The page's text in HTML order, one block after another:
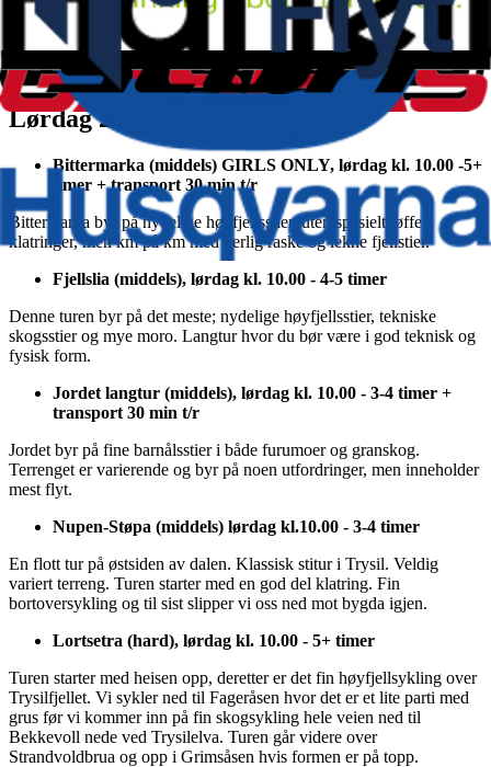
Bjønnåsen, (middels), fredag kl. 16.30 - 2-3 timer
Bjønnåsen har mange raske og utrolig morsomme stier. Det krever
litt klatring for å komme opp dit, men belønningen er desto større.
Lørdag 22. Juni
Bittermarka (middels) GIRLS ONLY, lørdag kl. 10.00 -5+
timer + transport 30 min t/r
Bittermarka byr på nydelige høyfjellsstier, uten spesielt tøffe
klatringer, men km på km med herlig raske og lekne fjellstier.
Fjellslia (middels), lørdag kl. 10.00 - 4-5 timer
Denne turen byr på det meste; nydelige høyfjellsstier, tekniske
skogsstier og mye moro. Langtur hvor du bør være i god teknisk og
fysisk form.
Jordet langtur (middels), lørdag kl. 10.00 - 3-4 timer +
transport 30 min t/r
Jordet byr på fine barnålsstier i både furumoer og granskog.
Terrenget er varierende og byr på noen utfordringer, men inneholder
mest flyt.
Nupen-Støpa (middels) lørdag kl.10.00 - 3-4 timer
En flott tur på østsiden av dalen. Klassisk stitur i Trysil. Veldig
variert terreng. Turen starter med en god del klatring. Fin
bortoversykling og til sist slipper vi oss ned mot bygda igjen.
Lortsetra (hard), lørdag kl. 10.00 - 5+ timer
Turen starter med heisen opp, deretter er det fin høyfjellsykling over
Trysilfjellet. Vi sykler ned til Fageråsen hvor det er et lite parti med
grus før vi kommer inn på fin skogsykling hele veien ned til
Bekkevoll nede ved Trysilelva. Turen går videre over
Strandvoldbrua og opp i Grimsåsen hvis formen er på topp.